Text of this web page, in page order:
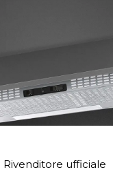
Rivenditore ufficiale